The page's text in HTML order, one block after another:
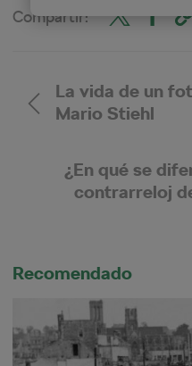
Compartir:
La vida de un
Mario Stiehl
¿En qué se
contrarreloj
Recomendado